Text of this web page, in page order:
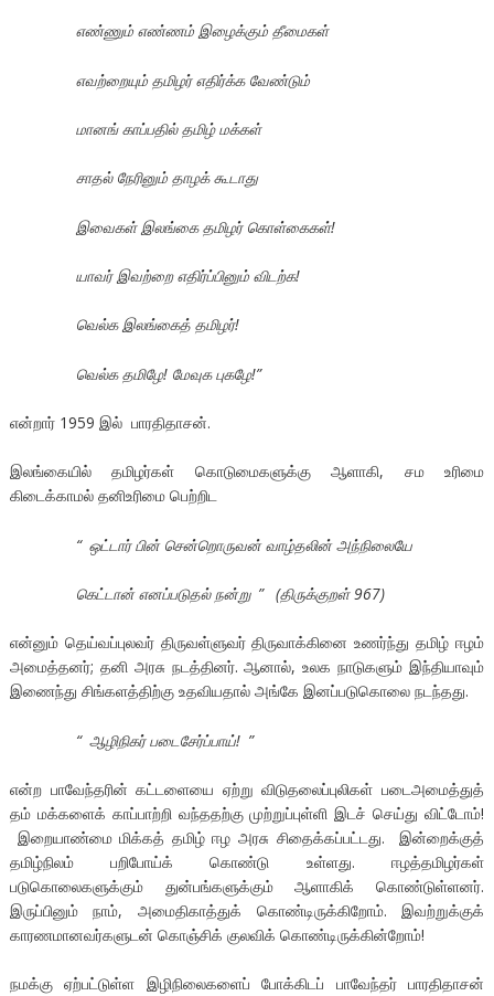
எண்ணும் எண்ணம் இழைக்கும் தீமைகள்
எவற்றையும் தமிழர் எதிர்க்க வேண்டும்
மானங் காப்பதில் தமிழ் மக்கள்
சாதல் நேரினும் தாழக் கூடாது
இவைகள் இலங்கை தமிழர் கொள்கைகள்!
யாவர் இவற்றை எதிர்ப்பினும் விடற்க!
வெல்க இலங்கைத் தமிழர்!
வெல்க தமிழே! மேவுக புகழே!”
என்றார் 1959 இல் பாரதிதாசன்.
இலங்கையில் தமிழர்கள் கொடுமைகளுக்கு ஆளாகி, சம உரிமை
கிடைக்காமல் தனிஉரிமை பெற்றிட
“ ஒட்டார் பின் சென்றொருவன் வாழ்தலின் அந்நிலையே
கெட்டான் எனப்படுதல் நன்று ” (திருக்குறள் 967)
என்னும் தெய்வப்புலவர் திருவள்ளுவர் திருவாக்கினை உணர்ந்து தமிழ் ஈழம்
அமைத்தனர்; தனி அரசு நடத்தினர். ஆனால், உலக நாடுகளும் இந்தியாவும்
இணைந்து சிங்களத்திற்கு உதவியதால் அங்கே இனப்படுகொலை நடந்தது.
“ ஆழிநிகர் படைசேர்ப்பாய்! ”
என்ற பாவேந்தரின் கட்டளையை ஏற்று விடுதலைப்புலிகள் படைஅமைத்துத்
தம் மக்களைக் காப்பாற்றி வந்ததற்கு முற்றுப்புள்ளி இடச் செய்து விட்டோம்!
இறையாண்மை மிக்கத் தமிழ் ஈழ அரசு சிதைக்கப்பட்டது. இன்றைக்குத்
தமிழ்நிலம் பறிபோய்க் கொண்டு உள்ளது. ஈழத்தமிழர்கள்
படுகொலைகளுக்கும் துன்பங்களுக்கும் ஆளாகிக் கொண்டுள்ளனர்.
இருப்பினும் நாம், அமைதிகாத்துக் கொண்டிருக்கிறோம். இவற்றுக்குக்
காரணமானவர்களுடன் கொஞ்சிக் குலவிக் கொண்டிருக்கின்றோம்!
நமக்கு ஏற்பட்டுள்ள இழிநிலைகளைப் போக்கிடப் பாவேந்தர் பாரதிதாசன்